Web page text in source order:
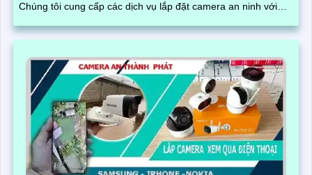
Chúng tôi cung cấp các dịch vụ lắp đặt camera an ninh với
mức giá phải chăng